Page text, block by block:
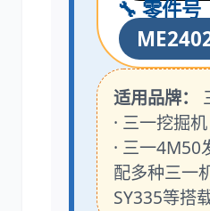
🔧 零件号
适用品牌：
· 三一挖掘
· 三一4M50
配多种三一
SY335等搭